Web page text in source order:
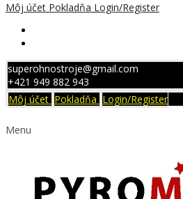
Môj účet Pokladňa Login/Register
superohnostroje@gmail.com
+421 949 882 943
Môj účet Pokladňa Login/Register
Menu